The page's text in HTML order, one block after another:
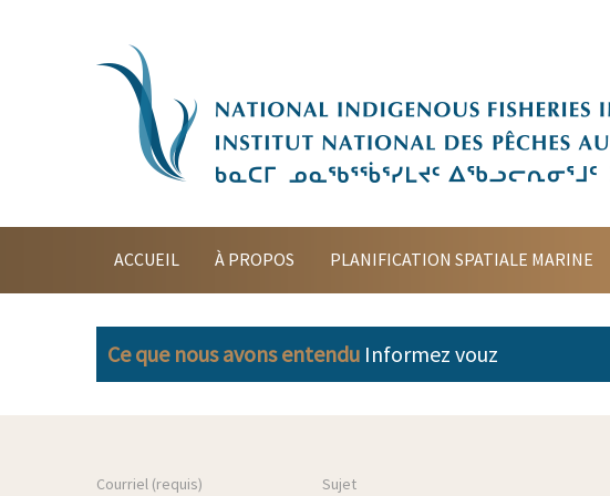
ACCUEIL À PROPOS PLANIFICATION SPATIALE MARINE
Ce que nous avons entendu Informez vouz
Courriel (requis) Sujet